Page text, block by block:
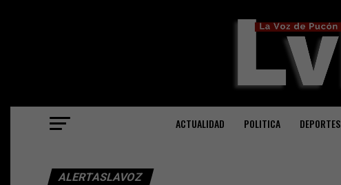
ACTUALIDAD POLITICA DEPORTES
ALERTASLAVOZ